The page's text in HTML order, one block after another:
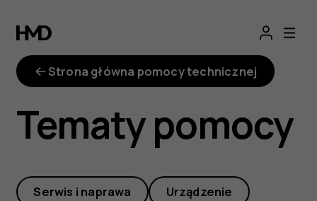
repairability-
index
Strona główna pomocy technicznej
Tematy pomocy
Serwis i naprawa Urządzenie